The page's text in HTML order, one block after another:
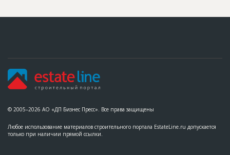
© 2005–2026 АО «ДП Бизнес Пресс». Все права защищены
Любое использование материалов строительного портала EstateLine.ru допускается
только при наличии прямой ссылки.